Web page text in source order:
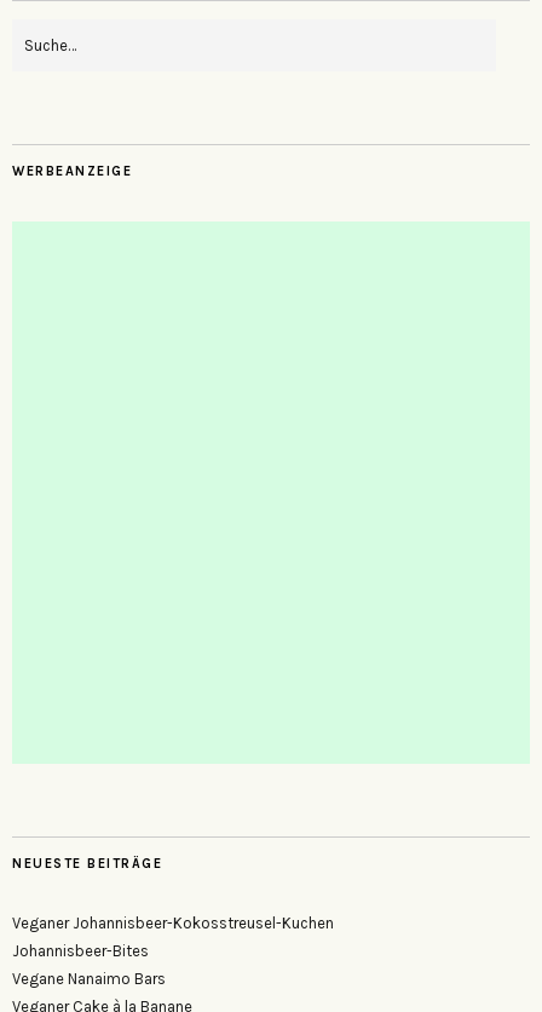
WERBEANZEIGE
NEUESTE BEITRÄGE
Veganer Johannisbeer-Kokosstreusel-Kuchen
Johannisbeer-Bites
Vegane Nanaimo Bars
Veganer Cake à la Banane